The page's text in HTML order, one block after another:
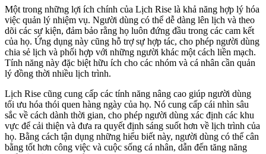
Một trong những lợi ích chính của Lịch Rise là khả năng hợp lý hóa
việc quản lý nhiệm vụ. Người dùng có thể dễ dàng lên lịch và theo
dõi các sự kiện, đảm bảo rằng họ luôn đứng đầu trong các cam kết
của họ. Ứng dụng này cũng hỗ trợ sự hợp tác, cho phép người dùng
chia sẻ lịch và phối hợp với những người khác một cách liền mạch.
Tính năng này đặc biệt hữu ích cho các nhóm và cá nhân cần quản
lý đồng thời nhiều lịch trình.
Lịch Rise cũng cung cấp các tính năng nâng cao giúp người dùng
tối ưu hóa thói quen hàng ngày của họ. Nó cung cấp cái nhìn sâu
sắc về cách dành thời gian, cho phép người dùng xác định các khu
vực để cải thiện và đưa ra quyết định sáng suốt hơn về lịch trình của
họ. Bằng cách tận dụng những hiểu biết này, người dùng có thể cân
bằng tốt hơn công việc và cuộc sống cá nhân, dẫn đến tăng năng